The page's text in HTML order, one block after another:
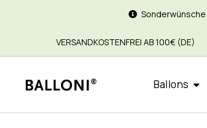
VERSANDKOSTENFREI AB 100€ (DE)
Ballons